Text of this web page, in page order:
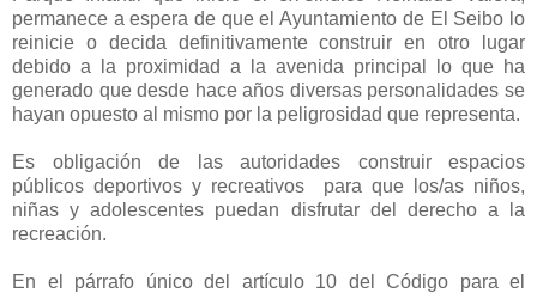
permanece a espera de que el Ayuntamiento de El Seibo lo
reinicie o decida definitivamente construir en otro lugar
debido a la proximidad a la avenida principal lo que ha
generado que desde hace años diversas personalidades se
hayan opuesto al mismo por la peligrosidad que representa.
Es obligación de las autoridades construir espacios
públicos deportivos y recreativos para que los/as niños,
niñas y adolescentes puedan disfrutar del derecho a la
recreación.
En el párrafo único del artículo 10 del Código para el